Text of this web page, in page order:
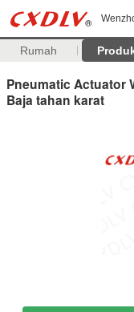
Rumah
Pneumatic Actuator
Baja tahan karat